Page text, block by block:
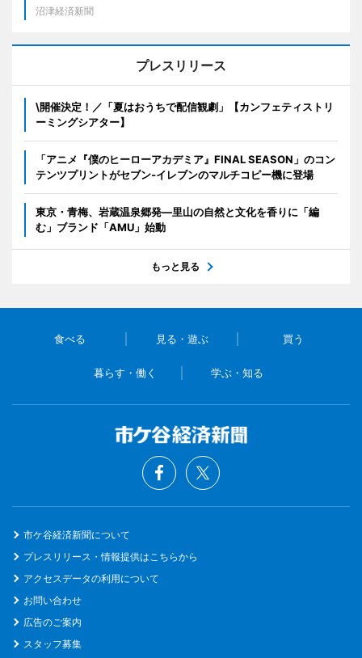
沼津経済新聞
プレスリリース
\開催決定！／「夏はおうちで配信観劇」【カンフェティストリ
ーミングシアター】
「アニメ『僕のヒーローアカデミア』FINAL SEASON」のコン
テンツプリントがセブン‐イレブンのマルチコピー機に登場
東京・青梅、岩蔵温泉郷発―里山の自然と文化を香りに「編
む」ブランド「AMU」始動
もっと見る
食べる 見る・遊ぶ 買う
暮らす・働く 学ぶ・知る
市ケ谷経済新聞について
プレスリリース・情報提供はこちらから
アクセスデータの利用について
お問い合わせ
広告のご案内
スタッフ募集